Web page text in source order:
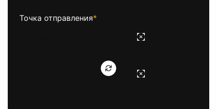
Точка отправления*